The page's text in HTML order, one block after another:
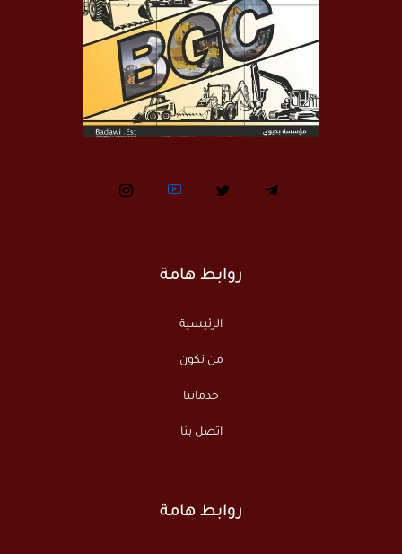
روابط هامة
الرئيسية
من نكون
خدماتنا
اتصل بنا
روابط هامة